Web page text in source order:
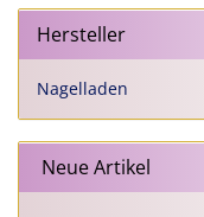
Hersteller
Nagelladen
Neue Artikel